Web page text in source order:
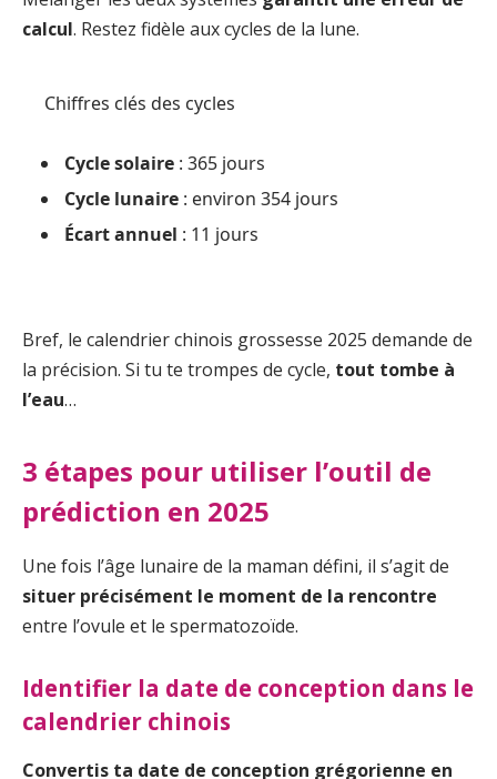
calcul. Restez fidèle aux cycles de la lune.
Chiffres clés des cycles
Cycle solaire : 365 jours
Cycle lunaire : environ 354 jours
Écart annuel : 11 jours
Bref, le calendrier chinois grossesse 2025 demande de
la précision. Si tu te trompes de cycle, tout tombe à
l’eau…
3 étapes pour utiliser l’outil de
prédiction en 2025
Une fois l’âge lunaire de la maman défini, il s’agit de
situer précisément le moment de la rencontre
entre l’ovule et le spermatozoïde.
Identifier la date de conception dans le
calendrier chinois
Convertis ta date de conception grégorienne en